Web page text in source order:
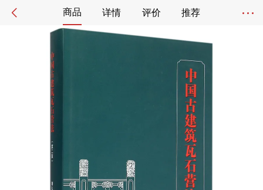
商品 详情 评价 推荐